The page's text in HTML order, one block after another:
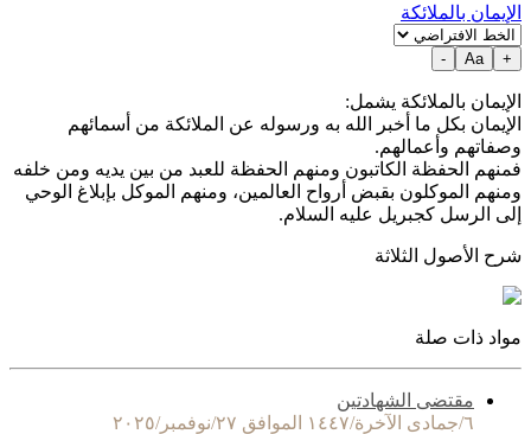
الإيمان بالملائكة
+
Aa
-
الإيمان بالملائكة يشمل:
الإيمان بكل ما أخبر الله به ورسوله عن الملائكة من أسمائهم
وصفاتهم وأعمالهم.
فمنهم الحفظة الكاتبون ومنهم الحفظة للعبد من بين يديه ومن خلفه
ومنهم الموكلون بقبض أرواح العالمين، ومنهم الموكل بإبلاغ الوحي
إلى الرسل كجبريل عليه السلام.
شرح الأصول الثلاثة
مواد ذات صلة
مقتضى الشهادتين
٦/جمادى الآخرة/١٤٤٧ الموافق ٢٧/نوفمبر/٢٠٢٥